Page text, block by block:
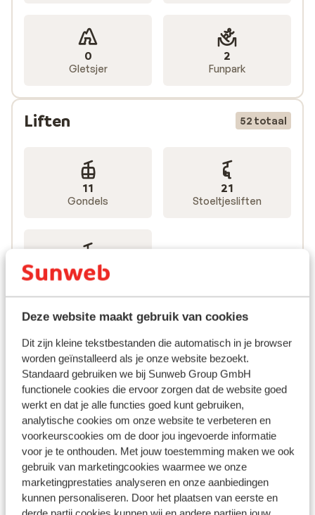
Deze website maakt gebruik van cookies
Dit zijn kleine tekstbestanden die automatisch in je browser
worden geïnstalleerd als je onze website bezoekt.
Standaard gebruiken we bij Sunweb Group GmbH
functionele cookies die ervoor zorgen dat de website goed
werkt en dat je alle functies goed kunt gebruiken,
analytische cookies om onze website te verbeteren en
voorkeurscookies om de door jou ingevoerde informatie
voor je te onthouden. Met jouw toestemming maken we ook
gebruik van marketingcookies waarmee we onze
marketingprestaties analyseren en onze aanbiedingen
kunnen personaliseren. Door het plaatsen van eerste en
0
Gletsjer
2
Funpark
Liften 52 totaal
11
Gondels
21
Stoeltjesliften
20
Sleepliften
Populaire accommodaties